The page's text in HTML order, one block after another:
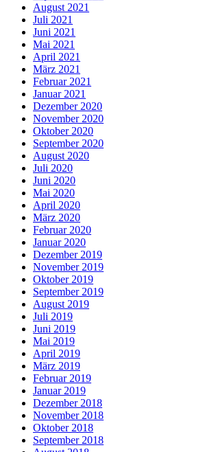
August 2021
Juli 2021
Juni 2021
Mai 2021
April 2021
März 2021
Februar 2021
Januar 2021
Dezember 2020
November 2020
Oktober 2020
September 2020
August 2020
Juli 2020
Juni 2020
Mai 2020
April 2020
März 2020
Februar 2020
Januar 2020
Dezember 2019
November 2019
Oktober 2019
September 2019
August 2019
Juli 2019
Juni 2019
Mai 2019
April 2019
März 2019
Februar 2019
Januar 2019
Dezember 2018
November 2018
Oktober 2018
September 2018